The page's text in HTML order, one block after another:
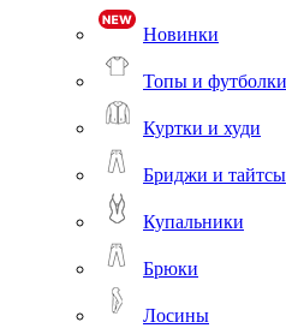
Новинки
Топы и футболки
Куртки и худи
Бриджи и тайтсы
Купальники
Брюки
Лосины